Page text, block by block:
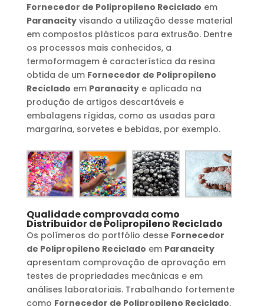
Fornecedor de Polipropileno Reciclado em
Paranacityvisando a utilização desse material
em compostos plásticos para extrusão. Dentre
os processos mais conhecidos, a
termoformagem é característica da resina
obtida de um Fornecedor de Polipropileno
Reciclado em Paranacitye aplicada na
produção de artigos descartáveis e
embalagens rígidas, como as usadas para
margarina, sorvetes e bebidas, por exemplo.
Qualidade comprovada como
Distribuidor de Polipropileno Reciclado
Os polímeros do portfólio desse Fornecedor
de Polipropileno Reciclado em Paranacity
apresentam comprovação de aprovação em
testes de propriedades mecânicas e em
análises laboratoriais. Trabalhando fortemente
como Fornecedor de Polipropileno Reciclado,